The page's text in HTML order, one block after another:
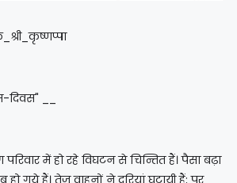
__
में हो रहे विघटन से चिन्तित हैं। पैसा बढ़ा
गये हैं। तेज वाहनों ने दूरियां घटायी हैं; पर